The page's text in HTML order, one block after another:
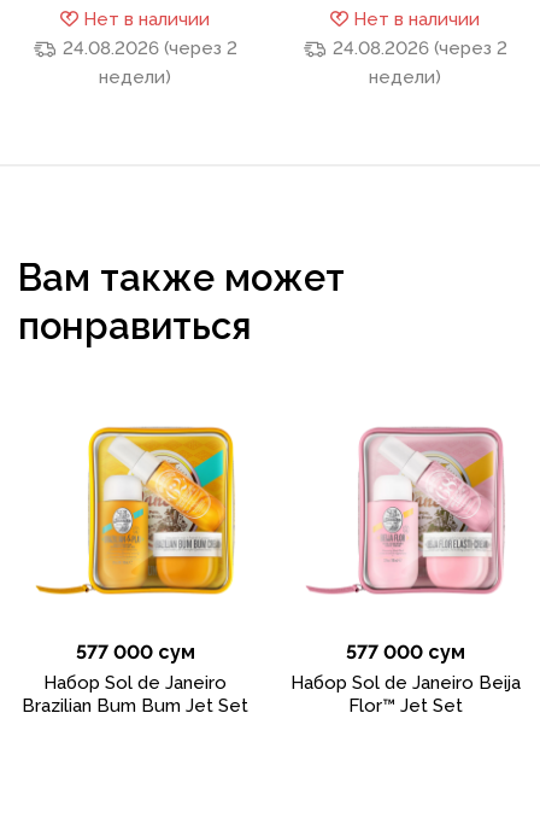
Нет в наличии
24.08.2026 (через 2
недели)
Нет в наличии
24.08.2026 (через 2
недели)
Вам также может
понравиться
577 000 сум
Набор Sol de Janeiro
Brazilian Bum Bum Jet Set
577 000 сум
Набор Sol de Janeiro Beija
Flor™ Jet Set